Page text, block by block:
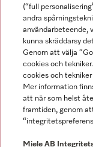
Miele AB
Allmänna villkor
Användarvillkor
Miele
Lagen om digitala
(“full
andra
användarbeteende,
kunna skräddarsy
Genom att välja
cookies och
cookies och
Mer information
att när som helst
framtiden, genom
Miele AB